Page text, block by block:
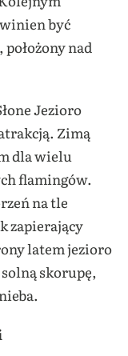
być
nad
Jezioro
Zimą
dla wielu
flamingów.
na tle
zapierający
latem jezioro
skorupę,